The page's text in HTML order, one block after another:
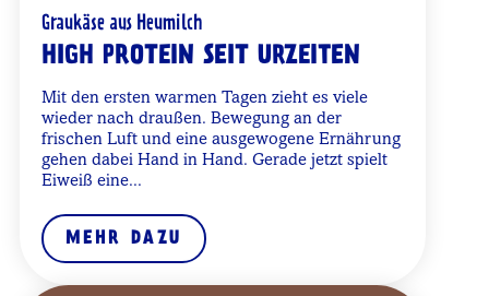
Graukäse aus Heumilch
HIGH PROTEIN SEIT URZEITEN
Mit den ersten warmen Tagen zieht es viele
wieder nach draußen. Bewegung an der
frischen Luft und eine ausgewogene Ernährung
gehen dabei Hand in Hand. Gerade jetzt spielt
Eiweiß eine...
MEHR DAZU